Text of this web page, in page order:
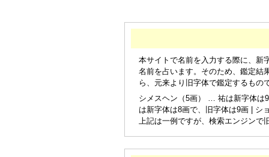
本サイトで名前を入力する際に、新
名前を占います。そのため、鑑定結
ら、元来より旧字体で鑑定するもの
シメスヘン（5画） … 祐は新字体は
は新字体は8画で、旧字体は9画 | シ
上記は一例ですが、検索エンジン